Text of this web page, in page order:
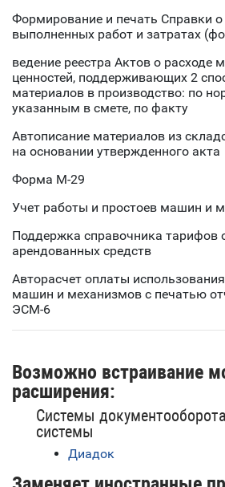
Формирование и печать Справки о
выполненных работ и затратах
ведение реестра Актов о расходе
ценностей, поддерживающих 2
материалов в производство: по
указанным в смете, по факту
Автописание материалов из
на основании утвержденного акта
Форма М-29
Учет работы и простоев машин и
Поддержка справочника тарифов
арендованных средств
Авторасчет оплаты
машин и механизмов с печатью
ЭСМ-6
Возможно встраивание
расширения:
Системы
системы
Диадок